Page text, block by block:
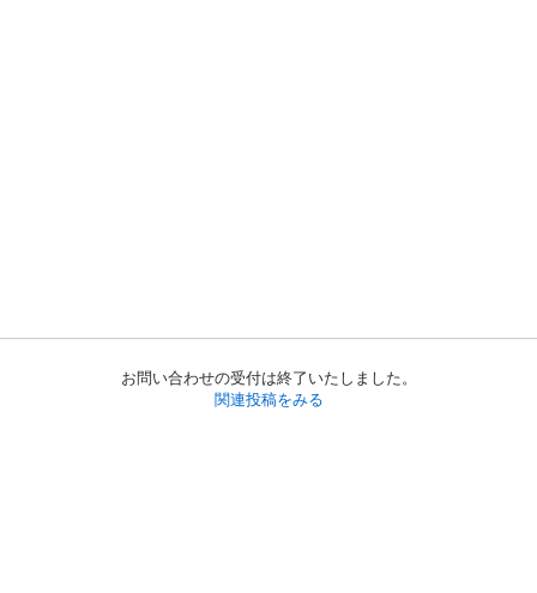
お問い合わせの受付は終了いたしました。
関連投稿をみる